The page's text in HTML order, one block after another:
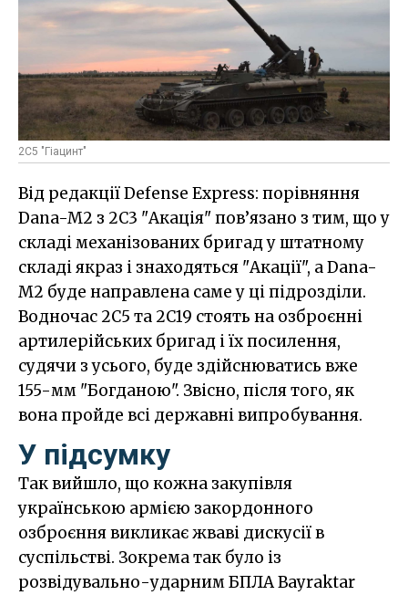
2С5 "Гіацинт"
Від редакції Defense Express: порівняння
Dana-M2 з 2С3 "Акація" пов’язано з тим, що у
складі механізованих бригад у штатному
складі якраз і знаходяться "Акації", а Dana-
M2 буде направлена саме у ці підрозділи.
Водночас 2С5 та 2С19 стоять на озброєнні
артилерійських бригад і їх посилення,
судячи з усього, буде здійснюватись вже
155-мм "Богданою". Звісно, після того, як
вона пройде всі державні випробування.
У підсумку
Так вийшло, що кожна закупівля
українською армією закордонного
озброєння викликає жваві дискусії в
суспільстві. Зокрема так було із
розвідувально-ударним БПЛА Bayraktar